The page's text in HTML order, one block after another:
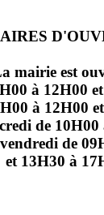
mairie est
à 12H00
à 12H00
de 10H00
de
et 13H30 à